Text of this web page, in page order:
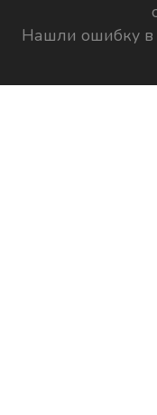
Нашли ошибку в